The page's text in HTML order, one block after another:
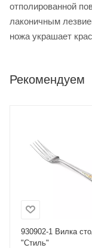
отполированной
лаконичным
ножа украшает
Рекомендуем
930902-1 Вилка
"Стиль"